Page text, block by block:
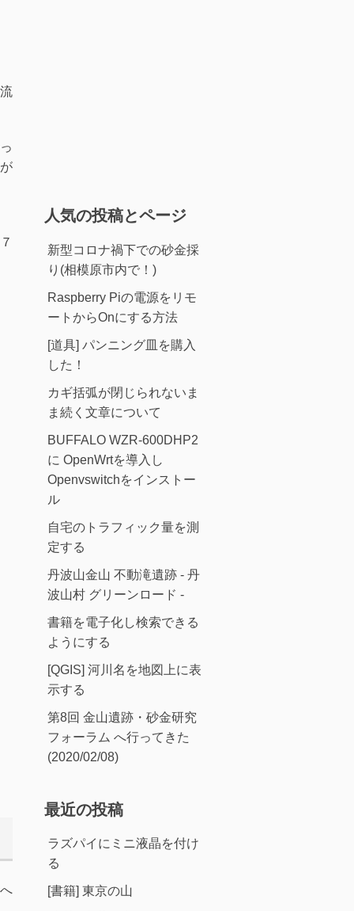
人気の投稿とページ
新型コロナ禍下での砂金採
り(相模原市内で！)
Raspberry Piの電源をリモ
ートからOnにする方法
[道具] パンニング皿を購入
した！
カギ括弧が閉じられないま
ま続く文章について
BUFFALO WZR-600DHP2
に OpenWrtを導入し
Openvswitchをインストー
ル
自宅のトラフィック量を測
定する
丹波山金山 不動滝遺跡 - 丹
波山村 グリーンロード -
書籍を電子化し検索できる
ようにする
[QGIS] 河川名を地図上に表
示する
第8回 金山遺跡・砂金研究
フォーラム へ行ってきた
(2020/02/08)
最近の投稿
ラズパイにミニ液晶を付け
る
[書籍] 東京の山